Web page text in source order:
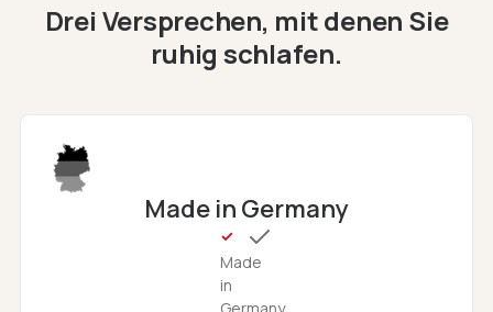
Drei Versprechen, mit denen Sie
ruhig schlafen.
Made in Germany
Made
in
Germany